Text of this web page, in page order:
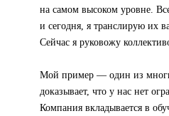
на самом высоком уровне.
и сегодня, я транслирую их
Сейчас я руковожу
Мой пример — один из
доказывает, что у нас нет
Компания вкладывается в